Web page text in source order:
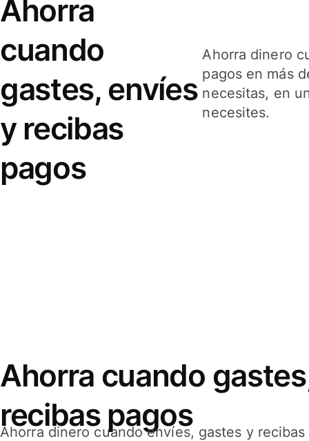
Ahorra
cuando
gastes, envíes
y recibas
pagos
Ahorra dinero
pagos en más
necesitas, en
necesites.
Ahorra cuando
recibas pagos
Ahorra dinero cuando envíes, gastes y